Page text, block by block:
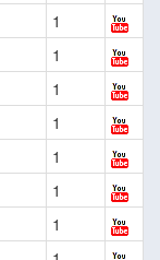
1
1
1
1
1
1
1